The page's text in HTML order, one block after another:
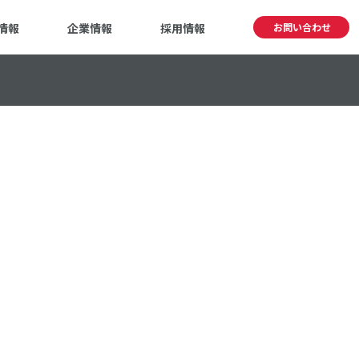
報 企業情報 採用情報 お問い合わせ